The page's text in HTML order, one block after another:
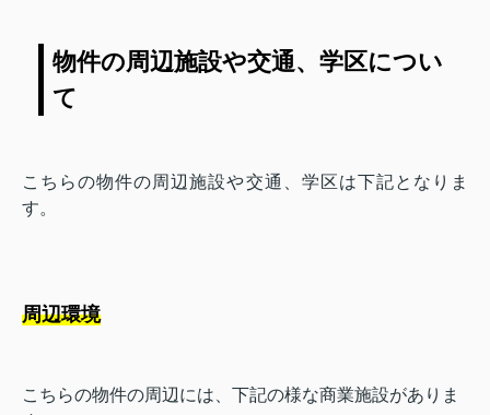
物件の周辺施設や交通、学区につい
て
こちらの物件の周辺施設や交通、学区は下記となりま
す。
周辺環境
こちらの物件の周辺には、下記の様な商業施設がありま